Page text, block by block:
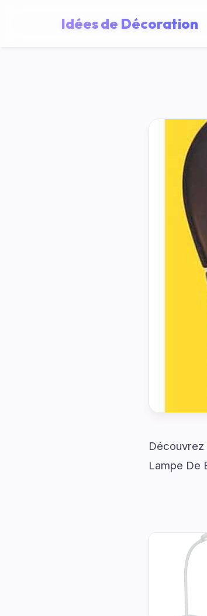
Idées de Décoration
Lampe De